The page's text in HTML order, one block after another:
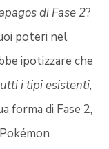
di Fase 2?
poteri nel
ipotizzare che
i tipi esistenti,
forma di Fase 2,